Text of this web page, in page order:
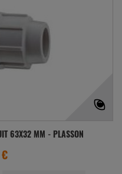
63X32 MM - PLASSON